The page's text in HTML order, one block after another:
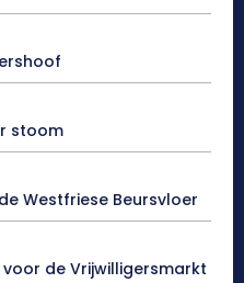
stoom
Westfriese Beursvloer
de Vrijwilligersmarkt